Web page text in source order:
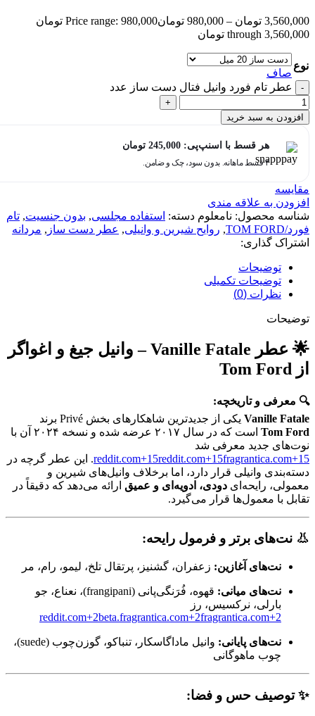
3,560,000 تومان –
980,000 تومان
Price range: 980,000 تومان
through 3,560,000 تومان
نوع
صاف
عطر تام فورد وانیل فتال دست ساز عدد
افزودن به سبد خرید
هر قسط با اسنپ‌پی: 245,000 تومان
۴ قسط ماهانه. بدون سود، چک و ضامن.
مقایسه
افزودن به علاقه مندی
شناسه محصول: نامعلوم دسته: استفاده مجلسی, بدون جنسیت, تام
فورد/TOM FORD
, روایح شیرین و وانیلی, عطر دست ساز , مردانه
اشتراک گذاری:
توضیحات
توضیحات تکمیلی
نظرات (0)
توضیحات
🌟
عطر Vanille Fatale – وانیل جیغ و اغواگر
از Tom Ford
🔍 معرفی و تاریخچه:
Vanille Fatale یکی از جدیدترین شاهکارهای بخش Privé برند
Tom Ford
است که در سال ۲۰۱۷ عرضه شده و نسخه ۲۰۲۴ آن با
نوت‌های جدید معرفی شد
reddit.com+15reddit.com+15fragrantica.com+15
. این عطر گرچه در
دسته‌بندی وانیلی قرار دارد، اما برخلاف وانیل‌های شیرین و
معمولی، رایحه‌ای دودی، ادویه‌ای و عمیق ارائه می‌دهد که دقیقاً در
تقابل با معمول‌ها قرار می‌گیرد.
👃 نت‌های برتر و فرمول رایحه:
نت‌های آغازین: زعفران، گشنیز، پرتقال تلخ، لیمو، رام، مر
نت‌های میانی:
قهوه، فُرَنگی‌پانی (frangipani)، نعناع، جو
بارلی، نرکسیس، رز
reddit.com+2beta.fragrantica.com+2fragrantica.com+2
نت‌های پایانی:
وانیل ماداگاسکار، تنباکو، گوزن‌چوب (suede)،
چوب ماهوگانی
✨توصیف حس و فضا: